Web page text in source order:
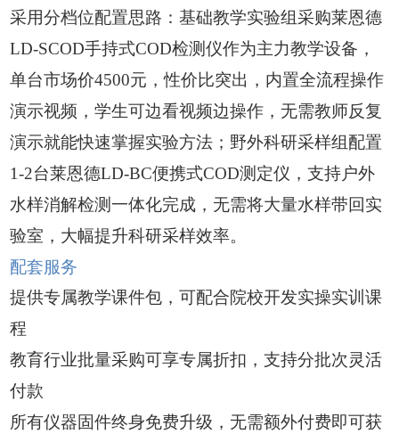
采用分档位配置思路：基础教学实验组采购莱恩德
LD-SCOD手持式COD检测仪作为主力教学设备，
单台市场价4500元，性价比突出，内置全流程操作
演示视频，学生可边看视频边操作，无需教师反复
演示就能快速掌握实验方法；野外科研采样组配置
1-2台莱恩德LD-BC便携式COD测定仪，支持户外
水样消解检测一体化完成，无需将大量水样带回实
验室，大幅提升科研采样效率。
配套服务
提供专属教学课件包，可配合院校开发实操实训课
程
教育行业批量采购可享专属折扣，支持分批次灵活
付款
所有仪器固件终身免费升级，无需额外付费即可获